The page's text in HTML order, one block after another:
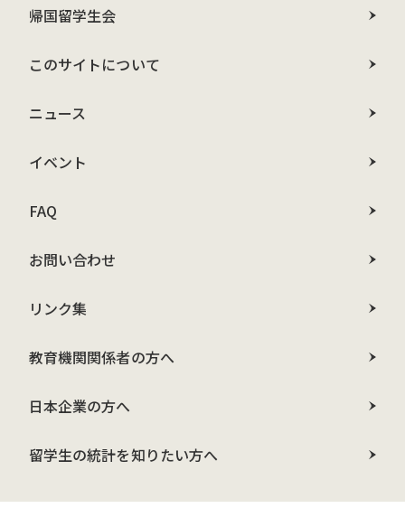
帰国留学生会
このサイトについて
ニュース
イベント
FAQ
お問い合わせ
リンク集
教育機関関係者の方へ
日本企業の方へ
留学生の統計を知りたい方へ